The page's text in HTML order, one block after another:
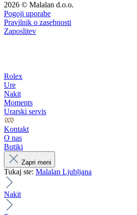
2026 © Malalan d.o.o.
Pogoji uporabe
Pravilnik o zasebnosti
Zaposlitev
Rolex
Ure
Nakit
Moments
Urarski servis
Kontakt
O nas
Butiki
Zapri meni
Tukaj ste: Malalan Ljubljana
Nakit